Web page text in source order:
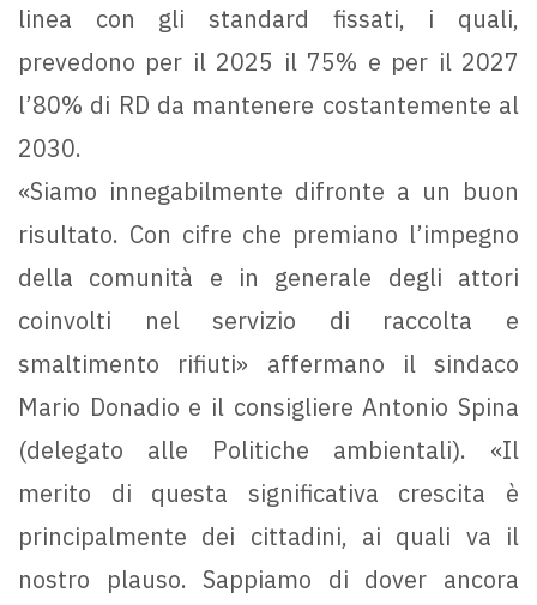
linea con gli standard fissati, i quali,
prevedono per il 2025 il 75% e per il 2027
l’80% di RD da mantenere costantemente al
2030.
«Siamo innegabilmente difronte a un buon
risultato. Con cifre che premiano l’impegno
della comunità e in generale degli attori
coinvolti nel servizio di raccolta e
smaltimento rifiuti» affermano il sindaco
Mario Donadio e il consigliere Antonio Spina
(delegato alle Politiche ambientali). «Il
merito di questa significativa crescita è
principalmente dei cittadini, ai quali va il
nostro plauso. Sappiamo di dover ancora